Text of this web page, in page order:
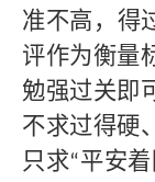
准不高，得
评作为衡量
勉强过关即
不求过得硬
只求“平安